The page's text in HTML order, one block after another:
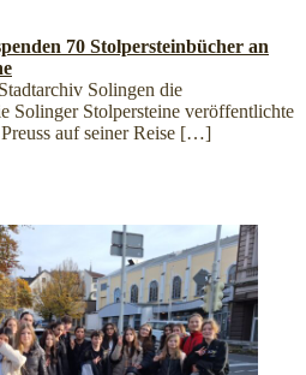
70 Stolpersteinbücher an
Solingen die
Solinger Stolpersteine veröffentlichte
auf seiner Reise […]